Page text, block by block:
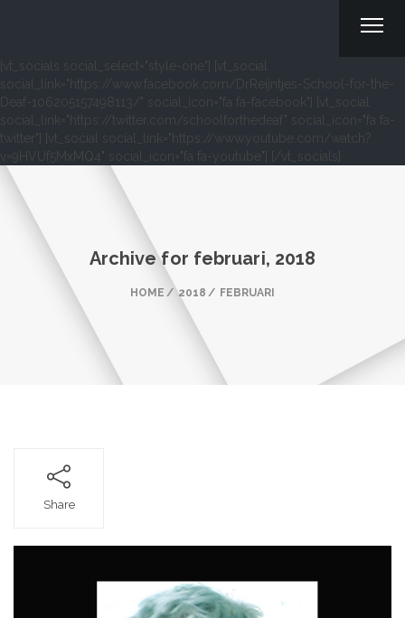
[vt_socials social_select="style-one"] [vt_social
social_link="https://www.facebook.com/DrReijntjes-School-for-the-
Deaf-106205157498113/" social_icon="fa fa-facebook"] [vt_social
social_link="https://twitter.com/schoolforthedeaf" social_icon="fa fa-
twitter"] [vt_social social_link="https://www.youtube.com/watch?
v=9HVUf5MxMQ4" social_icon="fa fa-youtube"] [/vt_socials]
Archive for februari, 2018
HOME 2018 FEBRUARI
Share